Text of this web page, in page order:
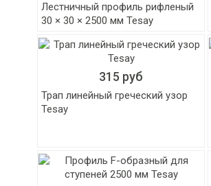
Лестничный профиль рифленый
30 × 30 × 2500 мм Tesay
315 руб
Трап линейный греческий узор
Tesay